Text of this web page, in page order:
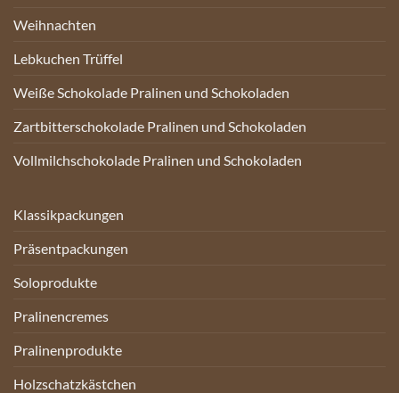
Weihnachten
Lebkuchen Trüffel
Weiße Schokolade Pralinen und Schokoladen
Zartbitterschokolade Pralinen und Schokoladen
Vollmilchschokolade Pralinen und Schokoladen
Klassikpackungen
Präsentpackungen
Soloprodukte
Pralinencremes
Pralinenprodukte
Holzschatzkästchen